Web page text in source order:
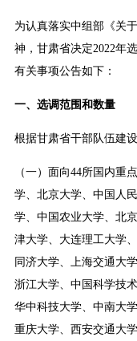
为认真落实中组部《关
神，甘肃省决定2022年
有关事项公告如下：
一、选调范围和数量
根据甘肃省干部队伍建
（一）面向44所国内重
学、北京大学、中国人
学、中国农业大学、北
津大学、大连理工大学
同济大学、上海交通大
浙江大学、中国科学技
华中科技大学、中南大
重庆大学、西安交通大